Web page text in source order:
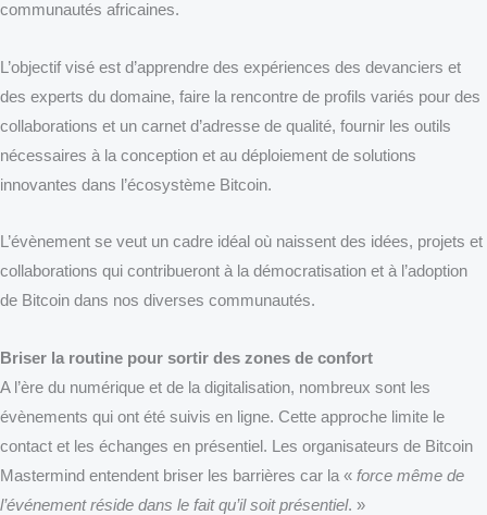
communautés africaines.
L’objectif visé est d’apprendre des expériences des devanciers et
des experts du domaine, faire la rencontre de profils variés pour des
collaborations et un carnet d’adresse de qualité, fournir les outils
nécessaires à la conception et au déploiement de solutions
innovantes dans l’écosystème Bitcoin.
L’évènement se veut un cadre idéal où naissent des idées, projets et
collaborations qui contribueront à la démocratisation et à l’adoption
de Bitcoin dans nos diverses communautés.
Briser la routine pour sortir des zones de confort
A l’ère du numérique et de la digitalisation, nombreux sont les
évènements qui ont été suivis en ligne. Cette approche limite le
contact et les échanges en présentiel. Les organisateurs de Bitcoin
Mastermind entendent briser les barrières car la « force même de
l’événement réside dans le fait qu’il soit présentiel. »